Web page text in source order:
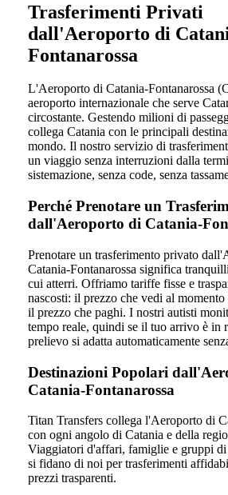
Trasferimenti Privati
dall'Aeroporto di
Fontanarossa
L'Aeroporto di Catania-Fontanarossa
aeroporto internazionale che serve
circostante. Gestendo milioni di
collega Catania con le principali
mondo. Il nostro servizio di
un viaggio senza interruzioni dalla
sistemazione, senza code, senza
Perché Prenotare un
dall'Aeroporto di Catania-
Prenotare un trasferimento privato
Catania-Fontanarossa significa
cui atterri. Offriamo tariffe fisse e
nascosti: il prezzo che vedi al
il prezzo che paghi. I nostri autisti
tempo reale, quindi se il tuo arrivo è in
prelievo si adatta automaticamente
Destinazioni Popolari
Catania-Fontanarossa
Titan Transfers collega l'Aeroporto di
con ogni angolo di Catania e della
Viaggiatori d'affari, famiglie e gruppi
si fidano di noi per trasferimenti
prezzi trasparenti.